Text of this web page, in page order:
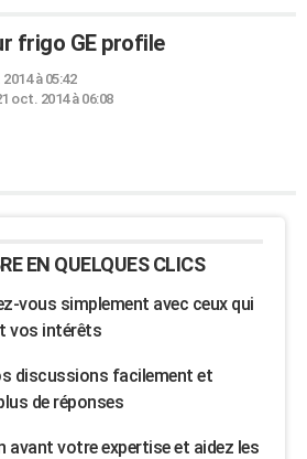
frigo GE profile
à 05:42
oct. 2014 à 06:08
EN QUELQUES CLICS
vous simplement avec ceux qui
vos intérêts
discussions facilement et
de réponses
avant votre expertise et aidez les